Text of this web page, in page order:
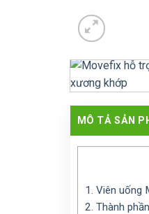
MÔ TẢ SẢN
1. Viên uống
2. Thành